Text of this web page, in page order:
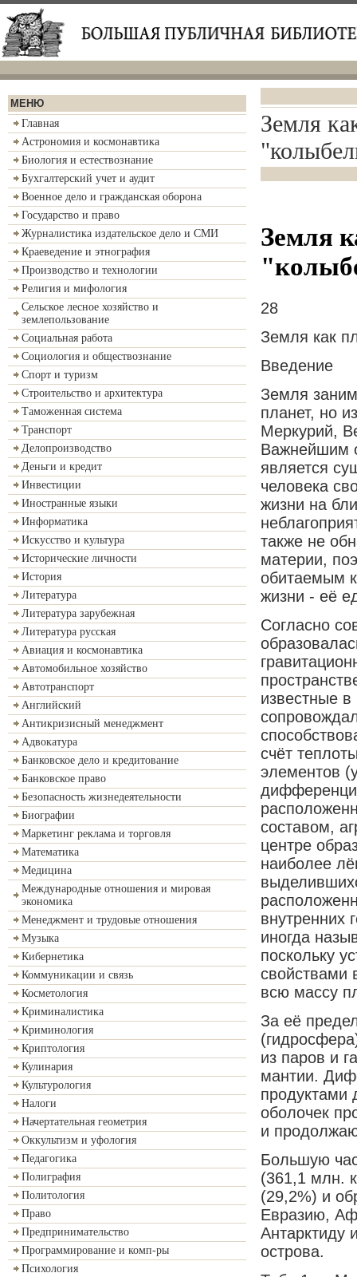
МЕНЮ
Главная
Астрономия и космонавтика
Биология и естествознание
Бухгалтерский учет и аудит
Военное дело и гражданская оборона
Государство и право
Журналистика издательское дело и СМИ
Краеведение и этнография
Производство и технологии
Религия и мифология
Сельское лесное хозяйство и
землепользование
Социальная работа
Социология и обществознание
Спорт и туризм
Строительство и архитектура
Таможенная система
Транспорт
Делопроизводство
Деньги и кредит
Инвестиции
Иностранные языки
Информатика
Искусство и культура
Исторические личности
История
Литература
Литература зарубежная
Литература русская
Авиация и космонавтика
Автомобильное хозяйство
Автотранспорт
Английский
Антикризисный менеджмент
Адвокатура
Банковское дело и кредитование
Банковское право
Безопасность жизнедеятельности
Биографии
Маркетинг реклама и торговля
Математика
Медицина
Международные отношения и мировая
экономика
Менеджмент и трудовые отношения
Музыка
Кибернетика
Коммуникации и связь
Косметология
Криминалистика
Криминология
Криптология
Кулинария
Культурология
Налоги
Начертательная геометрия
Оккультизм и уфология
Педагогика
Полиграфия
Политология
Право
Предпринимательство
Программирование и комп-ры
Психология
Земля
Земля
28
Земля как
Введение
Земля
планет, но
Меркурий,
Важнейшим
является
человека
жизни на
также не
материи,
обитаемым
жизни - её
Согласно
известные
счёт
элементов
составом,
центре
наиболее
внутренних
иногда
поскольку
свойствами
всю массу
За её
из паров и
мантии.
продуктами
оболочек
и
Большую
(361,1 млн.
(29,2%) и
Евразию,
Антарктиду
острова.